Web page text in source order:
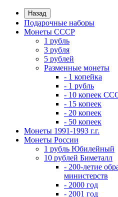
Назад
Подарочные наборы
Монеты СССР
1 рубль
3 рубля
5 рублей
Разменные монеты
- 1 копейка
- 1 рубль
- 10 копеек
- 15 копеек
- 20 копеек
- 50 копеек
Монеты 1991-1993 г.г.
Монеты России
1 рубль Юбилейный
10 рублей Биметалл
- 200-летие
министерств
- 2000 год
- 2001 год